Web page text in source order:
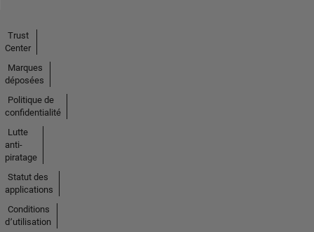
Trust
Center
Marques
déposées
Politique de
confidentialité
Lutte
anti-
piratage
Statut des
applications
Conditions
d՚utilisation